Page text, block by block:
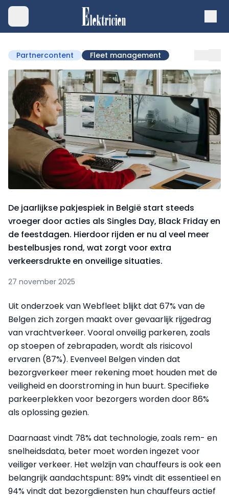
Partnercontent Fleet management
De jaarlijkse pakjespiek in België start steeds
vroeger door acties als Singles Day, Black Friday en
de feestdagen. Hierdoor rijden er nu al veel meer
bestelbusjes rond, wat zorgt voor extra
verkeersdrukte en onveilige situaties.
27 november 2025
Uit onderzoek van Webfleet blijkt dat 67% van de
Belgen zich zorgen maakt over gevaarlijk rijgedrag
van vrachtverkeer. Vooral onveilig parkeren, zoals
op stoepen of zebrapaden, wordt als risicovol
ervaren (87%). Evenveel Belgen vinden dat
bezorgverkeer meer rekening moet houden met de
veiligheid en doorstroming in hun buurt. Specifieke
parkeerplekken voor bezorgers worden door 86%
als oplossing gezien.
Daarnaast vindt 78% dat technologie, zoals rem- en
snelheidsdata, beter moet worden ingezet voor
veiliger verkeer. Het welzijn van chauffeurs is ook een
belangrijk aandachtspunt: 89% vindt dit essentieel en
94% vindt dat bezorgdiensten hun chauffeurs actief